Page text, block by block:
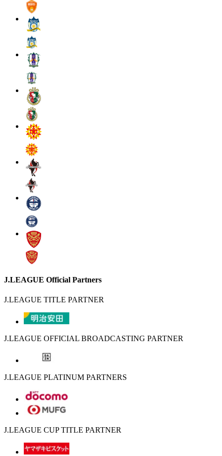
J.LEAGUE Official Partners
J.LEAGUE TITLE PARTNER
J.LEAGUE OFFICIAL BROADCASTING PARTNER
J.LEAGUE PLATINUM PARTNERS
J.LEAGUE CUP TITLE PARTNER